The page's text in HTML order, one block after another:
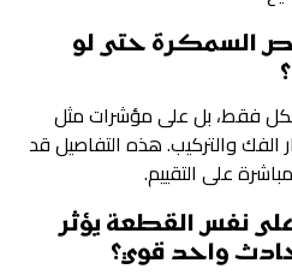
السمكرة حتى لو
فقط، بل على مؤشرات مثل
الفك والتركيب. هذه التفاصيل قد
على التقييم.
نفس القطعة يؤثر
واحد قوي؟